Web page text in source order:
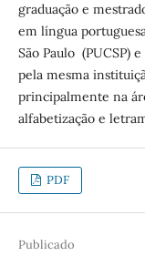
graduação e
em língua
São Paulo (PUCSP)
pela mesma
principalmente na
alfabetização e
PDF
Publicado